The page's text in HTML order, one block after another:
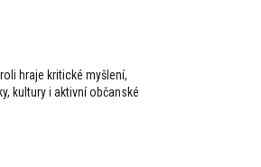
hraje kritické myšlení,
kultury i aktivní občanské